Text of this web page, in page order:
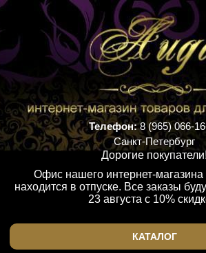
Телефон:8 (965) 066-
Санкт-Петербург
Дорогие покупатели!
Офис нашего интернет-магазина
находится в отпуске. Все заказы
23 августа с 10%
КАТАЛОГ